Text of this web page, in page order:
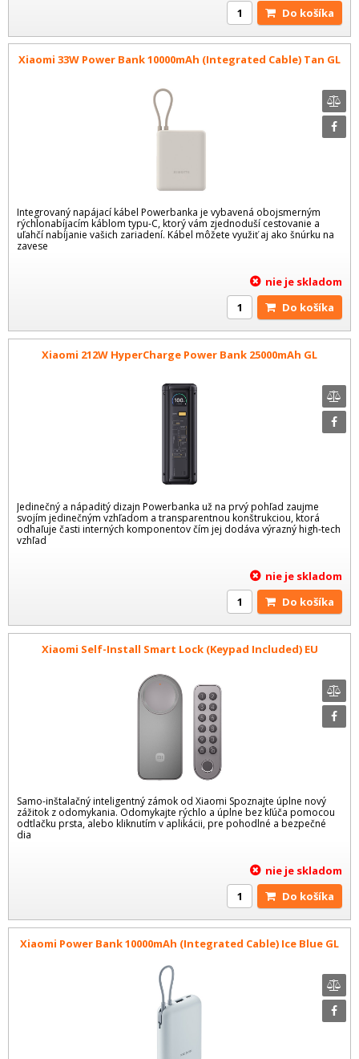
Do košíka
Xiaomi 33W Power Bank 10000mAh (Integrated Cable) Tan GL
Integrovaný napájací kábel Powerbanka je vybavená obojsmerným
rýchlonabíjacím káblom typu-C, ktorý vám zjednoduší cestovanie a
uľahčí nabíjanie vašich zariadení. Kábel môžete využiť aj ako šnúrku na
zavese
nie je skladom
Do košíka
Xiaomi 212W HyperCharge Power Bank 25000mAh GL
Jedinečný a nápaditý dizajn Powerbanka už na prvý pohľad zaujme
svojím jedinečným vzhľadom a transparentnou konštrukciou, ktorá
odhaľuje časti interných komponentov čím jej dodáva výrazný high-tech
vzhľad
nie je skladom
Do košíka
Xiaomi Self-Install Smart Lock (Keypad Included) EU
Samo-inštalačný inteligentný zámok od Xiaomi Spoznajte úplne nový
zážitok z odomykania. Odomykajte rýchlo a úplne bez kľúča pomocou
odtlačku prsta, alebo kliknutím v aplikácii, pre pohodlné a bezpečné
dia
nie je skladom
Do košíka
Xiaomi Power Bank 10000mAh (Integrated Cable) Ice Blue GL